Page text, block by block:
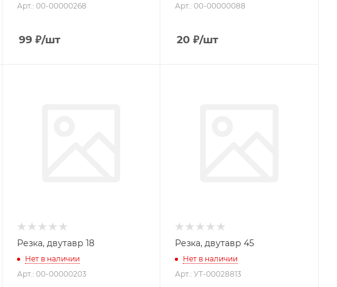
Арт.: 00-00000268
99 ₽/шт
Арт.: 00-00000088
20 ₽/шт
Резка, двутавр 18
Нет в наличии
Арт.: 00-00000203
Резка, двутавр 45
Нет в наличии
Арт.: УТ-00028813